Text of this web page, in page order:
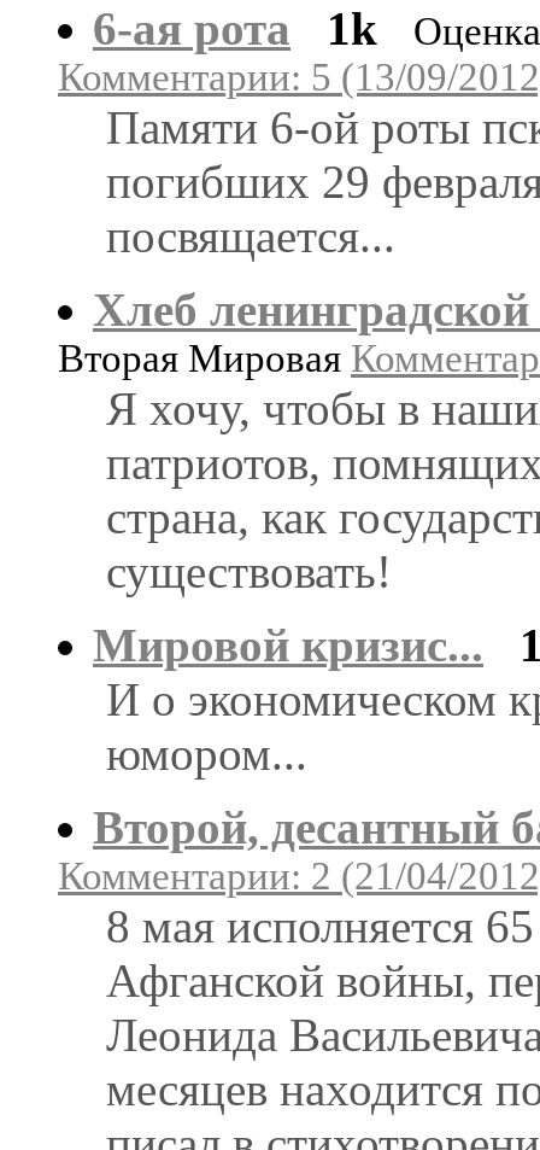
6-ая рота
1k
Комментарии: 5 (13/09/
Памяти 6-ой роты
погибших 29
посвящается...
Хлеб
Вторая Мировая
Я хочу, чтобы в
патриотов,
страна, как
существовать!
Мировой кризис...
И о экономическом
юмором...
Второй, десантный
Комментарии: 2 (21/04/
8 мая исполняется
Афганской войны,
Леонида
месяцев находится